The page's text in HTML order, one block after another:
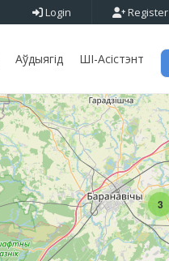
Login Register
Аўдыягід ШІ-Асістэнт
3